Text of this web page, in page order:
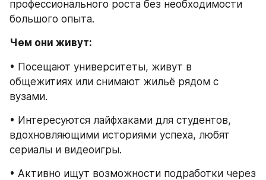
профессионального роста без необходимости
большого опыта.
Чем они живут:
• Посещают университеты, живут в
общежитиях или снимают жильё рядом с
вузами.
• Интересуются лайфхаками для студентов,
вдохновляющими историями успеха, любят
сериалы и видеоигры.
• Активно ищут возможности подработки через